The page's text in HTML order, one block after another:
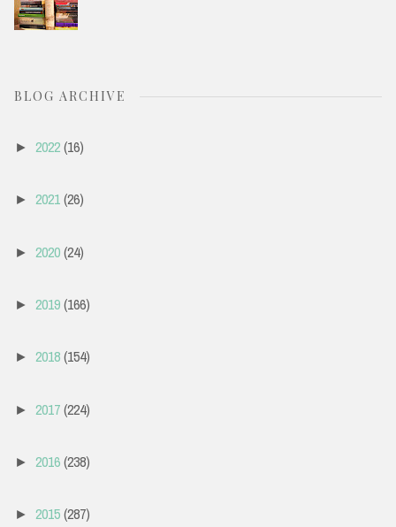
BLOG ARCHIVE
► 2022(16)
► 2021(26)
► 2020(24)
► 2019(166)
► 2018(154)
► 2017(224)
► 2016(238)
► 2015(287)